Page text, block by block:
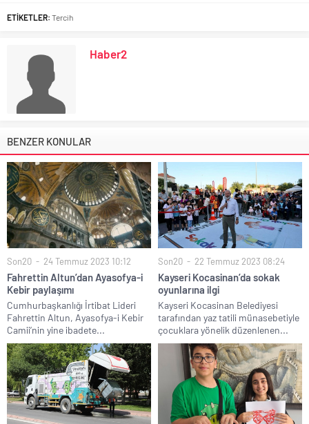
ETİKETLER: Tercih
Haber2
BENZER KONULAR
Son20 24 Temmuz 2023 10:12
Fahrettin Altun’dan Ayasofya-i
Kebir paylaşımı
Cumhurbaşkanlığı İrtibat Lideri
Fahrettin Altun, Ayasofya-i Kebir
Camii’nin yine ibadete...
Son20 22 Temmuz 2023 08:24
Kayseri Kocasinan’da sokak
oyunlarına ilgi
Kayseri Kocasinan Belediyesi
tarafından yaz tatili münasebetiyle
çocuklara yönelik düzenlenen...